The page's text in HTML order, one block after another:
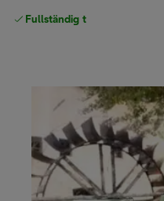
Fullständig tillverkargaranti